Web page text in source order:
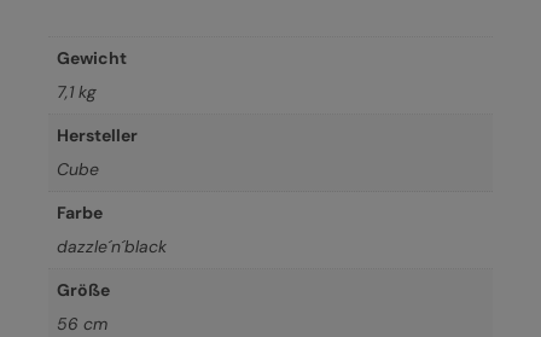
Gewicht
7,1 kg
Hersteller
Cube
Farbe
dazzle´n´black
Größe
56 cm